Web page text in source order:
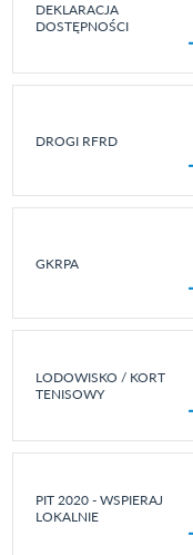
DEKLARACJA
DOSTĘPNOŚCI
DROGI RFRD
GKRPA
LODOWISKO / KORT
TENISOWY
PIT 2020 - WSPIERAJ
LOKALNIE